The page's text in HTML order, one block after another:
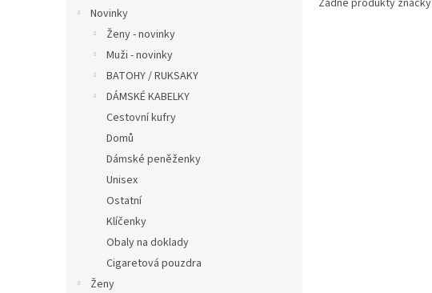
Novinky
Ženy - novinky
Muži - novinky
BATOHY / RUKSAKY
DÁMSKÉ KABELKY
Cestovní kufry
Domů
Dámské peněženky
Unisex
Ostatní
Klíčenky
Obaly na doklady
Cigaretová pouzdra
Ženy
Žádné produkty značky